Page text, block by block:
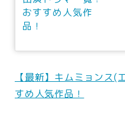
【最新】キムミョンス(
すめ人気作品！